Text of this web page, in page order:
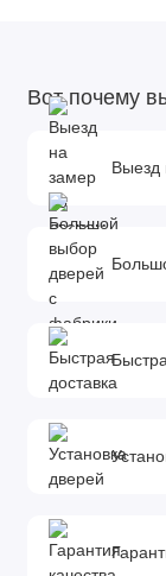
Вот почему
Выезд